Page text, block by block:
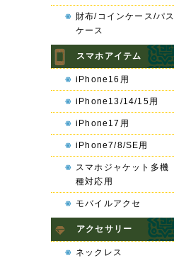
財布/コインケース/パス
ケース
スマホアイテム
iPhone16用
iPhone13/14/15用
iPhone17用
iPhone7/8/SE用
スマホジャケット多機
種対応用
モバイルアクセ
アクセサリー
ネックレス